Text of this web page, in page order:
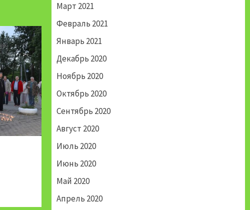
Март 2021
Февраль 2021
Январь 2021
Декабрь 2020
Ноябрь 2020
Октябрь 2020
Сентябрь 2020
Август 2020
Июль 2020
Июнь 2020
Май 2020
Апрель 2020